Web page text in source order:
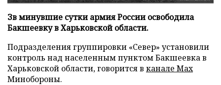
Зв минувшие сутки армия России освободила
Бакшеевку в Харьковской области.
Подразделения группировки «Север» установили
контроль над населенным пунктом Бакшеевка в
Харьковской области, говорится в канале Max
Минобороны.